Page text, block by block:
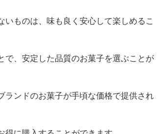
ものは、味も良く安心して楽しめるこ
で、安定した品質のお菓子を選ぶことが
ンドのお菓子が手頃な価格で提供され